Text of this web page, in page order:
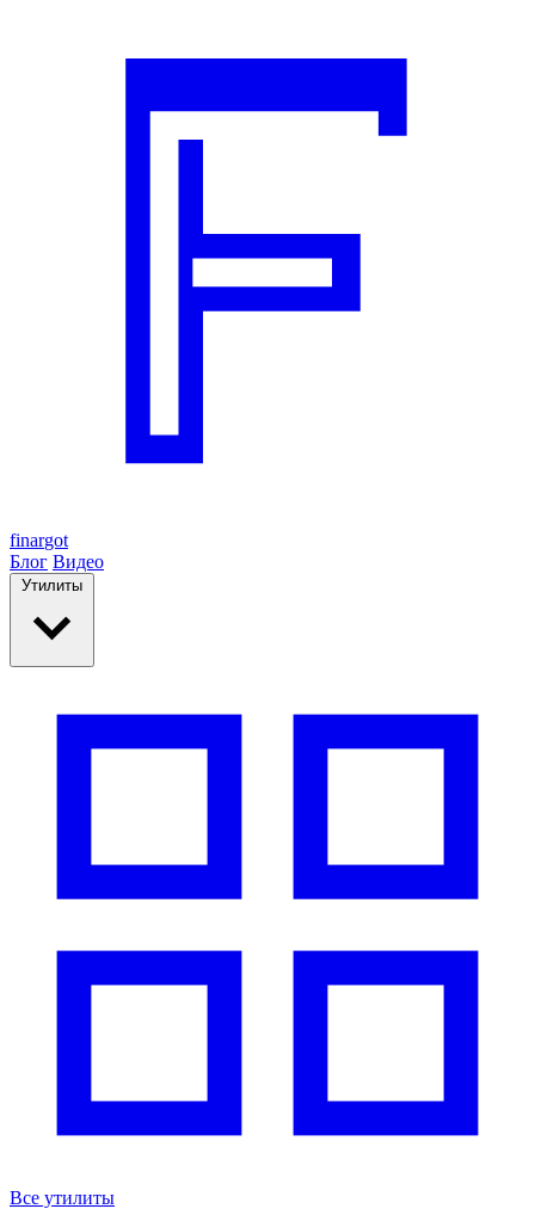
finargot
Блог Видео
Утилиты
Все утилиты